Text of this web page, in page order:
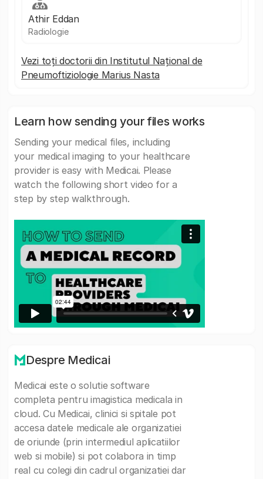
Athir Eddan
Radiologie
Vezi toți doctorii din Institutul Național de
Pneumoftiziologie Marius Nasta
Learn how sending your files works
Sending your medical files, including
your medical imaging to your healthcare
provider is easy with Medicai. Please
watch the following short video for a
step by step walkthrough.
Despre Medicai
Medicai este o solutie software
completa pentru imagistica medicala in
cloud. Cu Medicai, clinici si spitale pot
accesa datele medicale ale organizatiei
de oriunde (prin intermediul aplicatiilor
web si mobile) si pot colabora in timp
real cu colegi din cadrul organizatiei dar